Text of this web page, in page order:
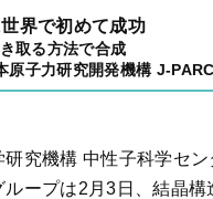
界で初めて成功
取る方法で合成
原子力研究開発機構 J-
究機構 中性子科学セ
ープは2月3日、結晶